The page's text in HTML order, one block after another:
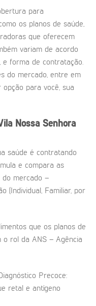
para
os planos de saúde,
que oferecem
variam de acordo
e forma de contratação.
do mercado, entre em
para você, sua
Nossa Senhora
saúde é contratando
e compara as
do mercado –
(Individual, Familiar, por
que os planos de
o rol da ANS – Agência
Precoce:
retal e antígeno